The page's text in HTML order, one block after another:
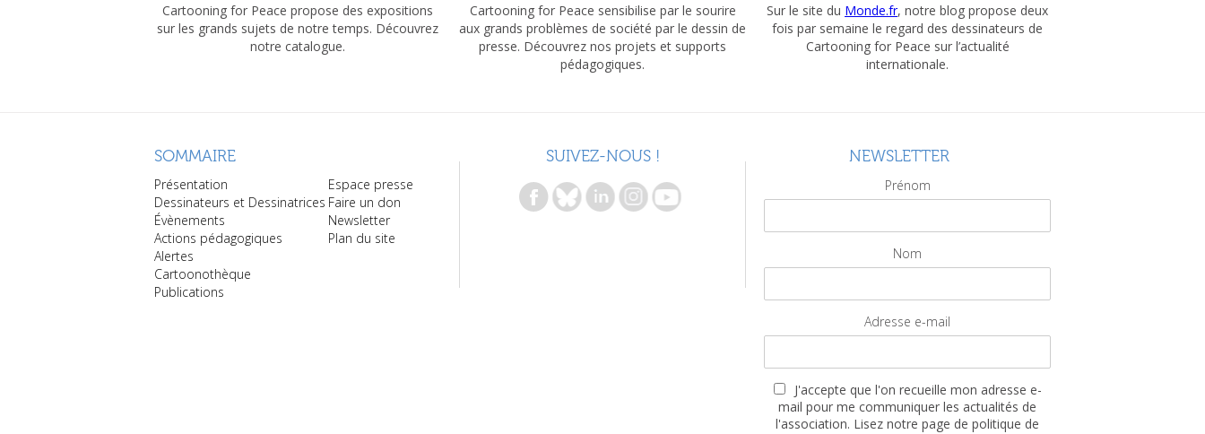
Cartooning for Peace propose des expositions
sur les grands sujets de notre temps. Découvrez
notre catalogue.
Cartooning for Peace sensibilise par le sourire
aux grands problèmes de société par le dessin de
presse. Découvrez nos projets et supports
pédagogiques.
Sur le site du Monde.fr, notre blog propose deux
fois par semaine le regard des dessinateurs de
Cartooning for Peace sur l’actualité
internationale.
SOMMAIRE
Présentation
Dessinateurs et Dessinatrices
Évènements
Actions pédagogiques
Alertes
Cartoonothèque
Publications
Espace presse
Faire un don
Newsletter
Plan du site
SUIVEZ-NOUS ! NEWSLETTER
Prénom
Nom
Adresse e-mail
J'accepte que l'on recueille mon adresse e-
mail pour me communiquer les actualités de
l'association. Lisez notre page de politique de